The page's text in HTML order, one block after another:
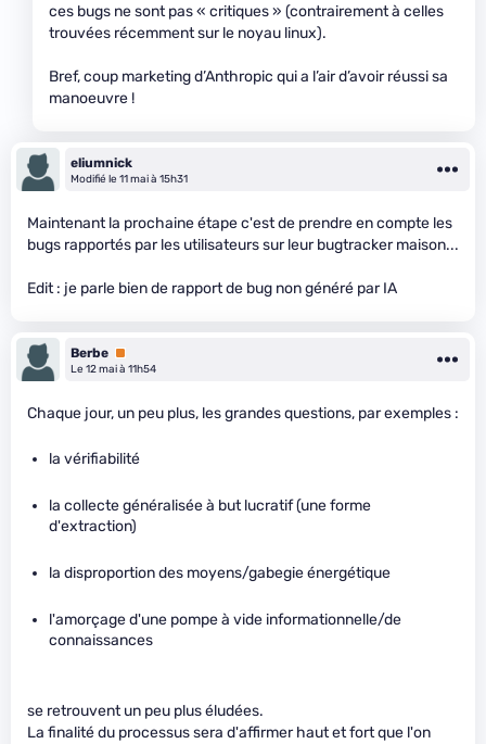
ces bugs ne sont pas « critiques » (contrairement à celles
trouvées récemment sur le noyau linux).
Bref, coup marketing d’Anthropic qui a l’air d’avoir réussi sa
manoeuvre !
eliumnick
Modifié le 11 mai à 15h31
Maintenant la prochaine étape c'est de prendre en compte les
bugs rapportés par les utilisateurs sur leur bugtracker maison...
Edit : je parle bien de rapport de bug non généré par IA
Berbe Premium
Le 12 mai à 11h54
Chaque jour, un peu plus, les grandes questions, par exemples :
la vérifiabilité
la collecte généralisée à but lucratif (une forme
d'extraction)
la disproportion des moyens/gabegie énergétique
l'amorçage d'une pompe à vide informationnelle/de
connaissances
se retrouvent un peu plus éludées.
La finalité du processus sera d'affirmer haut et fort que l'on